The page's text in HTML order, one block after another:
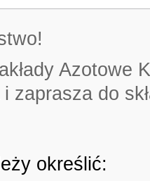
Azotowe
zaprasza do
określić: